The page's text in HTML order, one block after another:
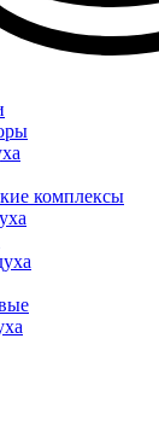
комплексы